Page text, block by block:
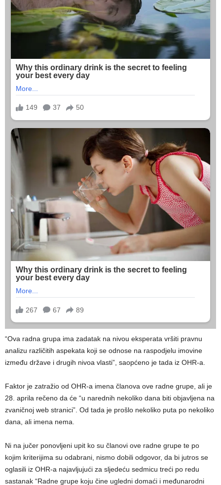
“Ova radna grupa ima zadatak na nivou eksperata vršiti pravnu
analizu različitih aspekata koji se odnose na raspodjelu imovine
između države i drugih nivoa vlasti”, saopćeno je tada iz OHR-a.
Faktor je zatražio od OHR-a imena članova ove radne grupe, ali je
28. aprila rečeno da će “u narednih nekoliko dana biti objavljena na
zvaničnoj web stranici”. Od tada je prošlo nekoliko puta po nekoliko
dana, ali imena nema.
Ni na jučer ponovljeni upit ko su članovi ove radne grupe te po
kojim kriterijima su odabrani, nismo dobili odgovor, da bi jutros se
oglasili iz OHR-a najavljujući za sljedeću sedmicu treći po redu
sastanak “Radne grupe koju čine ugledni domaći i međunarodni